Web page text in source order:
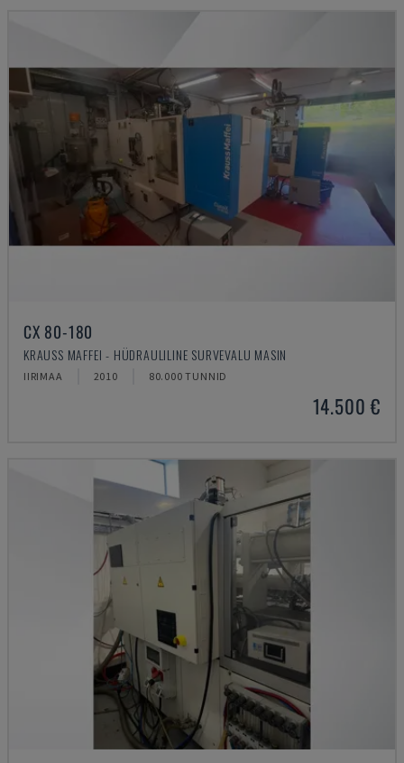
CX 80-180
KRAUSS MAFFEI - HÜDRAULILINE SURVEVALU MASIN
IIRIMAA 2010 80.000 TUNNID
14.500 €